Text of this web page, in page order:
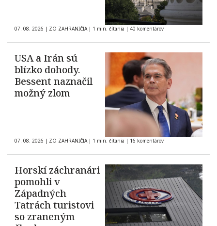
07. 08. 2026 | ZO ZAHRANIČIA | 1 min. čítania | 40 komentárov
USA a Irán sú
blízko dohody.
Bessent naznačil
možný zlom
07. 08. 2026 | ZO ZAHRANIČIA | 1 min. čítania | 16 komentárov
Horskí záchranári
pomohli v
Západných
Tatrách turistovi
so zraneným